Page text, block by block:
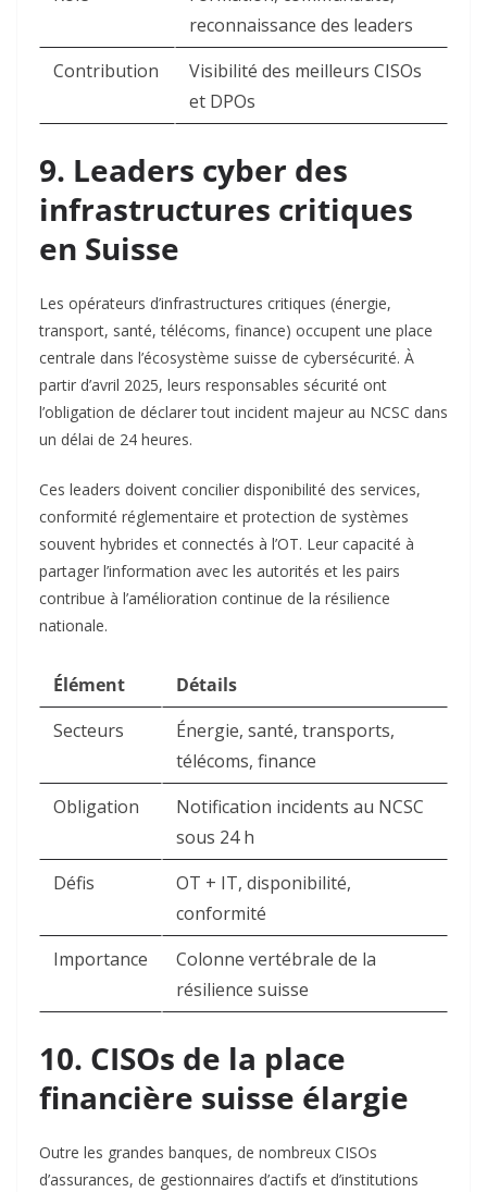
reconnaissance des leaders ​
Contribution
Visibilité des meilleurs CISOs
et DPOs ​
9. Leaders cyber des
infrastructures critiques
en Suisse
Les opérateurs d’infrastructures critiques (énergie,
transport, santé, télécoms, finance) occupent une place
centrale dans l’écosystème suisse de cybersécurité. À
partir d’avril 2025, leurs responsables sécurité ont
l’obligation de déclarer tout incident majeur au NCSC dans
un délai de 24 heures.​
Ces leaders doivent concilier disponibilité des services,
conformité réglementaire et protection de systèmes
souvent hybrides et connectés à l’OT. Leur capacité à
partager l’information avec les autorités et les pairs
contribue à l’amélioration continue de la résilience
nationale.​
Élément
Détails
Secteurs
Énergie, santé, transports,
télécoms, finance ​
Obligation
Notification incidents au NCSC
sous 24 h ​
Défis
OT + IT, disponibilité,
conformité ​
Importance
Colonne vertébrale de la
résilience suisse ​
10. CISOs de la place
financière suisse élargie
Outre les grandes banques, de nombreux CISOs
d’assurances, de gestionnaires d’actifs et d’institutions